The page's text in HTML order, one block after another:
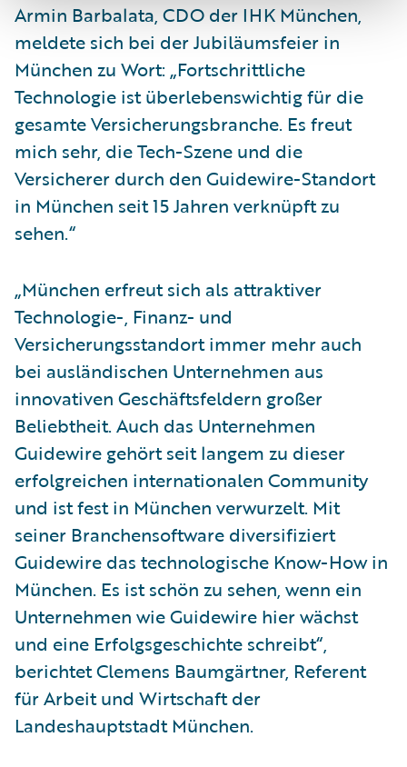
Armin Barbalata, CDO der IHK München,
meldete sich bei der Jubiläumsfeier in
München zu Wort: „Fortschrittliche
Technologie ist überlebenswichtig für die
gesamte Versicherungsbranche. Es freut
mich sehr, die Tech-Szene und die
Versicherer durch den Guidewire-Standort
in München seit 15 Jahren verknüpft zu
sehen.“
„München erfreut sich als attraktiver
Technologie-, Finanz- und
Versicherungsstandort immer mehr auch
bei ausländischen Unternehmen aus
innovativen Geschäftsfeldern großer
Beliebtheit. Auch das Unternehmen
Guidewire gehört seit langem zu dieser
erfolgreichen internationalen Community
und ist fest in München verwurzelt. Mit
seiner Branchensoftware diversifiziert
Guidewire das technologische Know-How in
München. Es ist schön zu sehen, wenn ein
Unternehmen wie Guidewire hier wächst
und eine Erfolgsgeschichte schreibt“,
berichtet Clemens Baumgärtner, Referent
für Arbeit und Wirtschaft der
Landeshauptstadt München.